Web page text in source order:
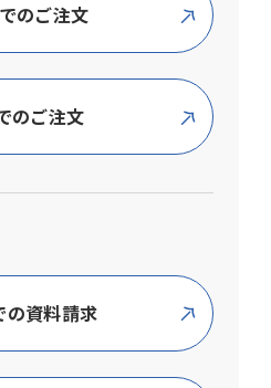
のご注文
のご注文
の資料請求